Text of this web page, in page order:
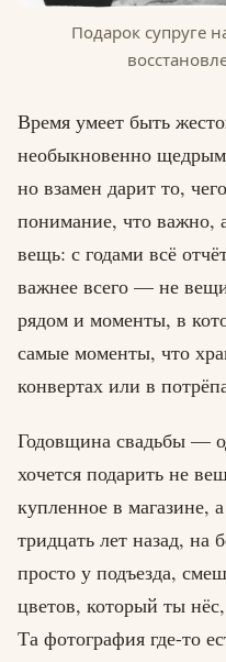
Подарок супруге
Время умеет быть
необыкновенно
но взамен дарит то,
понимание, что важно,
вещь: с годами всё
важнее всего — не
рядом и моменты, в
самые моменты, что
конвертах или в
Годовщина свадьбы —
хочется подарить не
купленное в магазине,
тридцать лет назад, на
просто у подъезда,
цветов, который ты
Та фотография где-то